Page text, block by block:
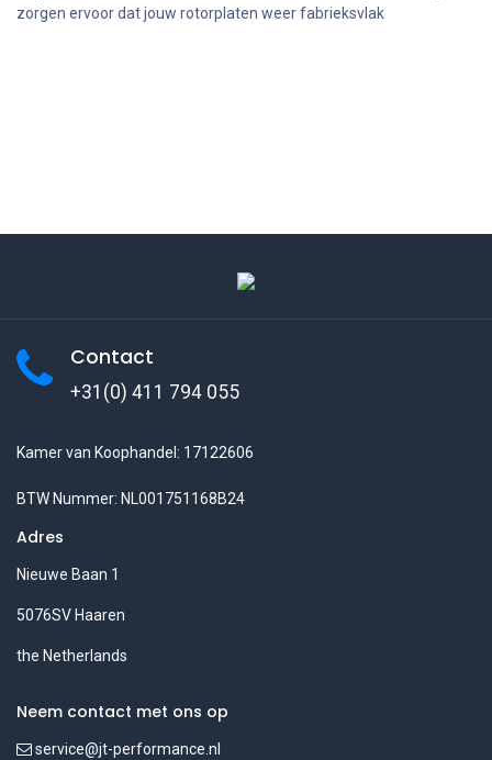
zorgen ervoor dat jouw rotorplaten weer fabrieksvlak
Contact
+31(0) 411 794 055
Kamer van Koophandel: 17122606
BTW Nummer: NL001751168B24
Adres
Nieuwe Baan 1
5076SV Haaren
the Netherlands
Neem contact met ons op
service@jt-performance.nl